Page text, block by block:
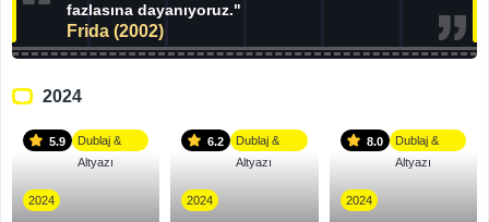
fazlasına dayanıyoruz."
Frida (2002)
2024
5.9
Dublaj &
Altyazı
2024
6.2
Dublaj &
Altyazı
2024
8.0
Dublaj &
Altyazı
2024